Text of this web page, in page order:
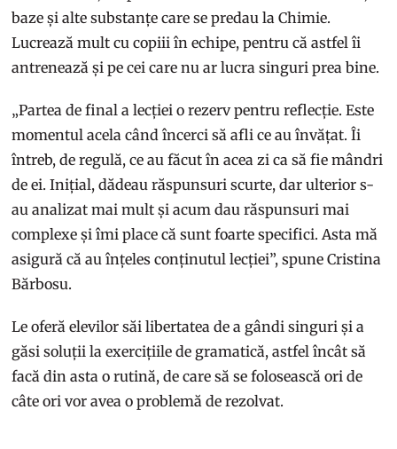
baze și alte substanțe care se predau la Chimie.
Lucrează mult cu copiii în echipe, pentru că astfel îi
antrenează și pe cei care nu ar lucra singuri prea bine.
„Partea de final a lecției o rezerv pentru reflecție. Este
momentul acela când încerci să afli ce au învățat. Îi
întreb, de regulă, ce au făcut în acea zi ca să fie mândri
de ei. Inițial, dădeau răspunsuri scurte, dar ulterior s-
au analizat mai mult și acum dau răspunsuri mai
complexe și îmi place că sunt foarte specifici. Asta mă
asigură că au înțeles conținutul lecției”, spune Cristina
Bărbosu.
Le oferă elevilor săi libertatea de a gândi singuri și a
găsi soluții la exercițiile de gramatică, astfel încât să
facă din asta o rutină, de care să se folosească ori de
câte ori vor avea o problemă de rezolvat.